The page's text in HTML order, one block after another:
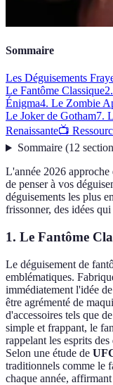
Sommaire
Les Déguisements
Le Fantôme Classique
Énigma4. Le Zombie
Le Joker de Gotham7.
Renaissante📺
Sommaire(12
L'année 2026
de penser à vos
déguisements les plus
frissonner, des idées
1. Le Fantôme
Le déguisement de
emblématiques.
immédiatement l'idée
être agrémenté de
d'accessoires tels que
simple et frappant, le
rappelant les esprits
Selon une étude de
traditionnels comme le
chaque année,